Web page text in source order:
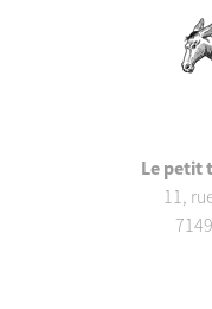
Le petit
11,